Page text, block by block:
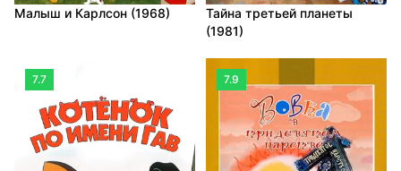
Малыш и Карлсон (1968)
Тайна третьей планеты
(1981)
7.7 7.9